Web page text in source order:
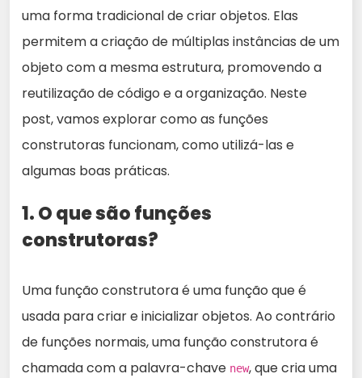
uma forma tradicional de criar objetos. Elas
permitem a criação de múltiplas instâncias de um
objeto com a mesma estrutura, promovendo a
reutilização de código e a organização. Neste
post, vamos explorar como as funções
construtoras funcionam, como utilizá-las e
algumas boas práticas.
1. O que são funções
construtoras?
Uma função construtora é uma função que é
usada para criar e inicializar objetos. Ao contrário
de funções normais, uma função construtora é
chamada com a palavra-chave new, que cria uma